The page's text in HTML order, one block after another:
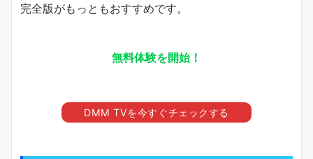
完全版がもっともおすすめです。
無料体験を開始！
DMM TVを今すぐチェックする